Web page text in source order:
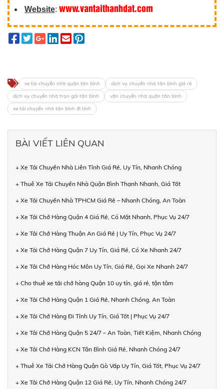
Website: www.vantaithanhdat.com
xe tải chuyển nhà quận tân bình
dịch vụ chuyển nhà tân bình giá rẻ
dịch vụ chuyển nhà trọn gói tân bình
vận chuyển nhà quận tân bình
xe tải chuyển nhà tân bình đi tỉnh
BÀI VIẾT LIÊN QUAN
+ Xe Tải Chuyển Nhà Liên Tỉnh Giá Rẻ, Uy Tín, Nhanh Chóng
+ Thuê Xe Tải Chuyển Nhà Quận Bình Thạnh Nhanh, Giá Tốt
+ Xe Tải Chuyển Nhà TPHCM Giá Rẻ – Nhanh Chóng, An Toàn
+ Xe Tải Chở Hàng Quận 4 Giá Rẻ, Có Mặt Nhanh, Phục Vụ 24/7
+ Xe Tải Chở Hàng Thuận An Giá Rẻ | Uy Tín, Phục Vụ 24/7
+ Xe Tải Chở Hàng Quận 7 Uy Tín, Giá Rẻ, Có Xe Nhanh 24/7
+ Xe Tải Chở Hàng Hóc Môn Uy Tín, Giá Rẻ, Gọi Xe Nhanh 24/7
+ Cho thuê xe tải chở hàng Quận 10 uy tín, giá rẻ, tận tâm
+ Xe Tải Chở Hàng Quận 1 Giá Rẻ, Nhanh Chóng, An Toàn
+ Xe Tải Chở Hàng Đi Tỉnh Uy Tín, Giá Tốt | Phục Vụ 24/7
+ Xe Tải Chở Hàng Quận 5 24/7 – An Toàn, Tiết Kiệm, Nhanh Chóng
+ Xe Tải Chở Hàng KCN Tân Bình Giá Rẻ, Nhanh Chóng 24/7
+ Thuê Xe Tải Chở Hàng Quận Gò Vấp Uy Tín, Giá Tốt, Phục Vụ 24/7
+ Xe Tải Chở Hàng Quận 12 Giá Rẻ, Uy Tín, Nhanh Chóng 24/7